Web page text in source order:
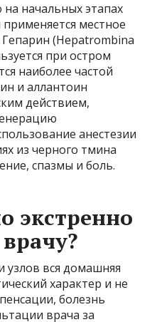
начальных этапах
местное
(Hepatrombina
при остром
наиболее частой
и аллантоин
действием,
анестезии
из черного тмина
спазмы и боль.
экстренно
узлов вся домашняя
характер и не
болезнь
врача за